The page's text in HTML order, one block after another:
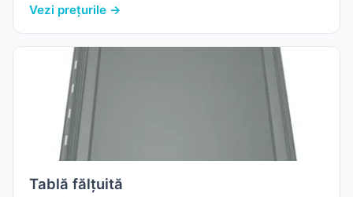
rezistență mai mare la sarcină și deschideri mai mari
între prinderi.
Vezi prețurile →
Tablă fălțuită